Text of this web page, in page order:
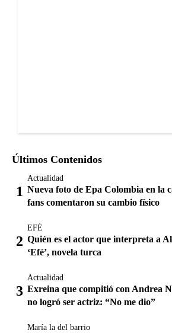
Últimos Contenidos
Actualidad
Nueva foto de Epa Colombia en la
fans comentaron su cambio físico
EFÉ
Quién es el actor que interpreta a
‘Efé’, novela turca
Actualidad
Exreina que compitió con Andrea
no logró ser actriz: “No me dio”
María la del barrio